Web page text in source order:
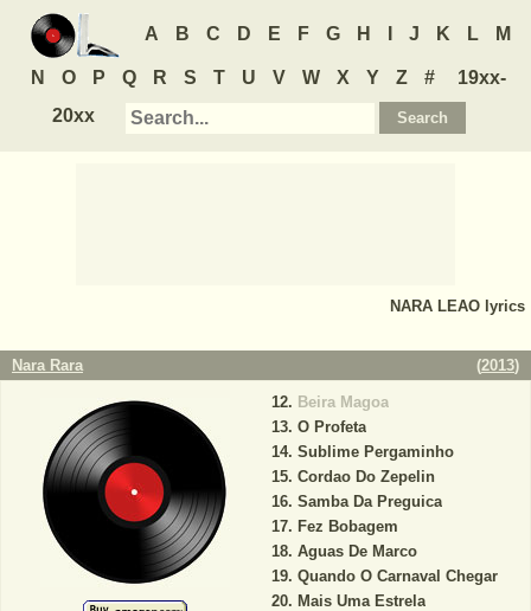
A B C D E F G H J K L M
N O P Q R S T U V W X Y Z #
19xx-
20xx
NARA LEAO lyrics
Nara Rara (2013)
Beira Magoa
O Profeta
Sublime Pergaminho
Cordao Do Zepelin
Samba Da Preguica
Fez Bobagem
Aguas De Marco
Quando O Carnaval Chegar
Mais Uma Estrela